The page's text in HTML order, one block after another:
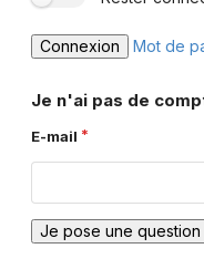
Connexion Mot de
Je n'ai pas de
E-mail
Je pose une question